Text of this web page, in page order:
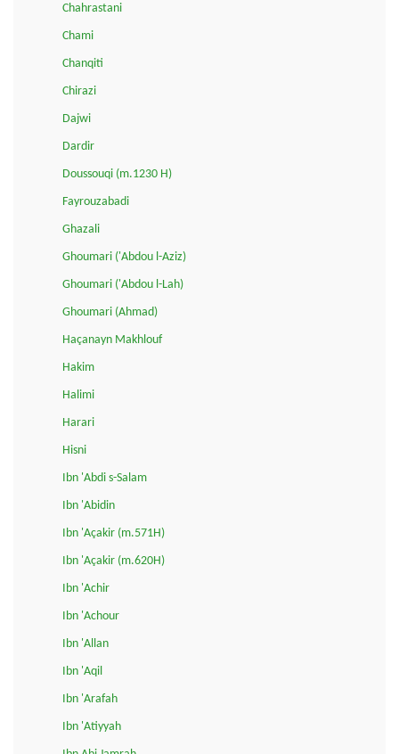
Chahrastani
Chami
Chanqiti
Chirazi
Dajwi
Dardir
Doussouqi (m.1230 H)
Fayrouzabadi
Ghazali
Ghoumari ('Abdou l-Aziz)
Ghoumari ('Abdou l-Lah)
Ghoumari (Ahmad)
Haçanayn Makhlouf
Hakim
Halimi
Harari
Hisni
Ibn 'Abdi s-Salam
Ibn 'Abidin
Ibn 'Açakir (m.571H)
Ibn 'Açakir (m.620H)
Ibn 'Achir
Ibn 'Achour
Ibn 'Allan
Ibn 'Aqil
Ibn 'Arafah
Ibn 'Atiyyah